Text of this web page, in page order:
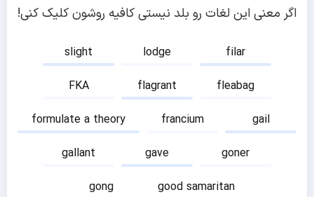
اگر معنی این لغات رو بلد نیستی کافیه روشون کلیک کنی!
slight lodge
filar
FKA
flagrant
fleabag
formulate a theory
francium
gail
gallant
gave
goner
gong
good samaritan